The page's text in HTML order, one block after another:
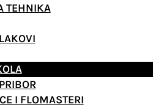
TEHNIKA
I FLOMASTERI